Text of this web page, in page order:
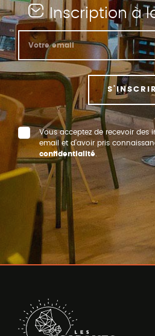
Inscription à
Vous acceptez de recevoir des
email et d’avoir pris
confidentialité